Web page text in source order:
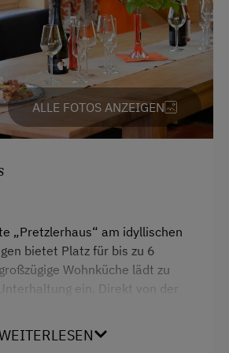
vorhanden
ALLE FOTOS ANZEIGEN
„Pretzlerhaus“ am idyllischen
bietet Platz für bis zu 6
Wohnküche lädt zu
ein. Direkt von der
2 Bäder und eine offene Galerie